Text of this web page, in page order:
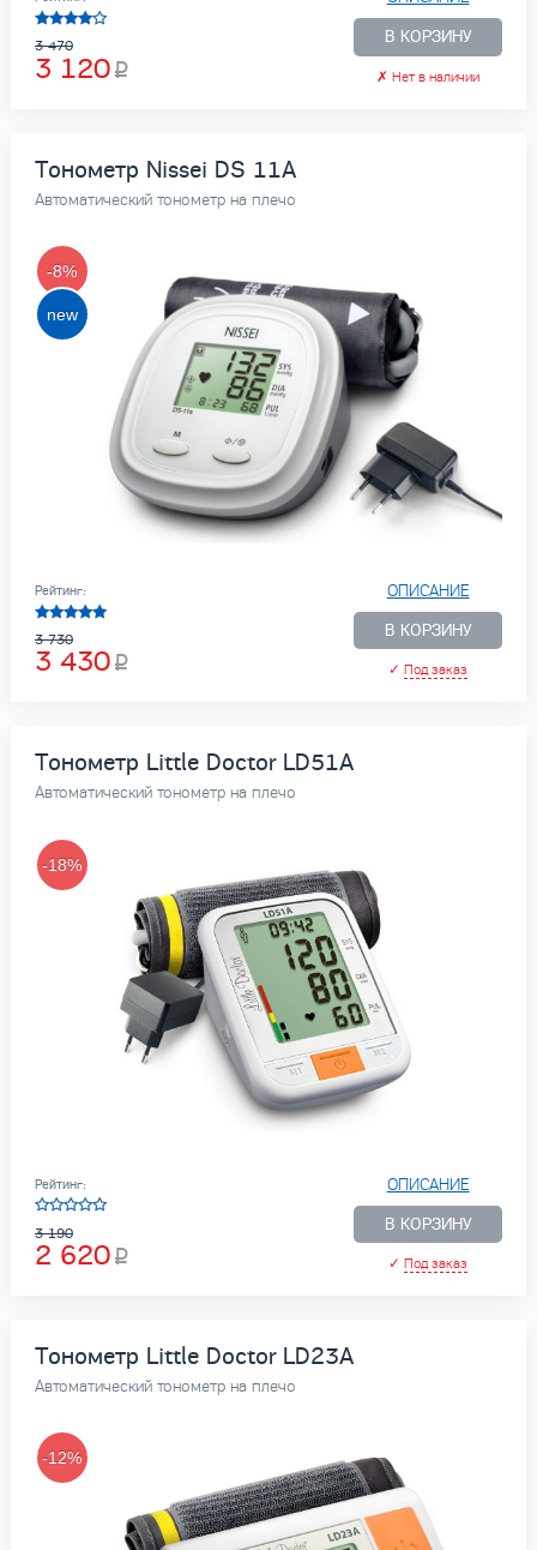
В КОРЗИНУ
✗ Нет в наличии
3 470
3 120
Тонометр Nissei DS 11A
Автоматический тонометр на плечо
-8%
ОПИСАНИЕ
В КОРЗИНУ
✓ Под заказ
Рейтинг:
3 730
3 430
Тонометр Little Doctor LD51A
Автоматический тонометр на плечо
-18%
ОПИСАНИЕ
В КОРЗИНУ
✓ Под заказ
Рейтинг:
3 190
2 620
Тонометр Little Doctor LD23A
Автоматический тонометр на плечо
-12%